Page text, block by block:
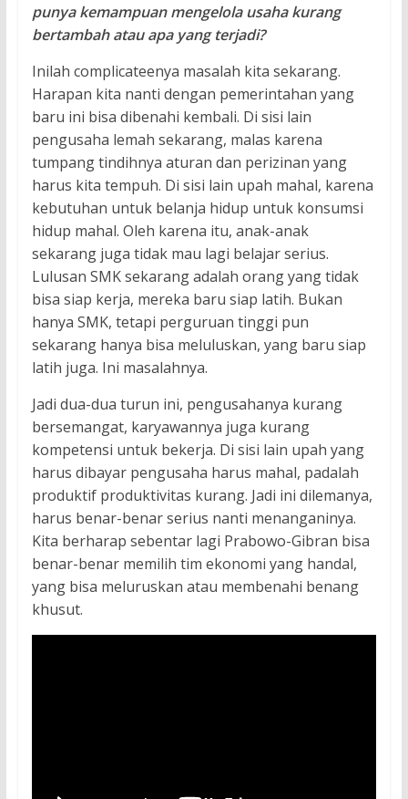
punya kemampuan mengelola usaha kurang
bertambah atau apa yang terjadi?
Inilah complicateenya masalah kita sekarang.
Harapan kita nanti dengan pemerintahan yang
baru ini bisa dibenahi kembali. Di sisi lain
pengusaha lemah sekarang, malas karena
tumpang tindihnya aturan dan perizinan yang
harus kita tempuh. Di sisi lain upah mahal, karena
kebutuhan untuk belanja hidup untuk konsumsi
hidup mahal. Oleh karena itu, anak-anak
sekarang juga tidak mau lagi belajar serius.
Lulusan SMK sekarang adalah orang yang tidak
bisa siap kerja, mereka baru siap latih. Bukan
hanya SMK, tetapi perguruan tinggi pun
sekarang hanya bisa meluluskan, yang baru siap
latih juga. Ini masalahnya.
Jadi dua-dua turun ini, pengusahanya kurang
bersemangat, karyawannya juga kurang
kompetensi untuk bekerja. Di sisi lain upah yang
harus dibayar pengusaha harus mahal, padalah
produktif produktivitas kurang. Jadi ini dilemanya,
harus benar-benar serius nanti menanganinya.
Kita berharap sebentar lagi Prabowo-Gibran bisa
benar-benar memilih tim ekonomi yang handal,
yang bisa meluruskan atau membenahi benang
khusut.